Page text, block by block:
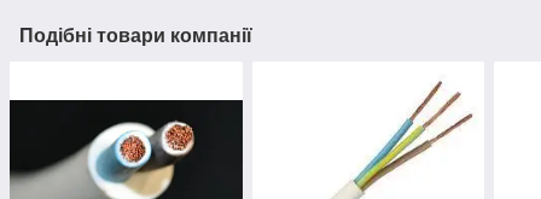
Подібні товари компанії